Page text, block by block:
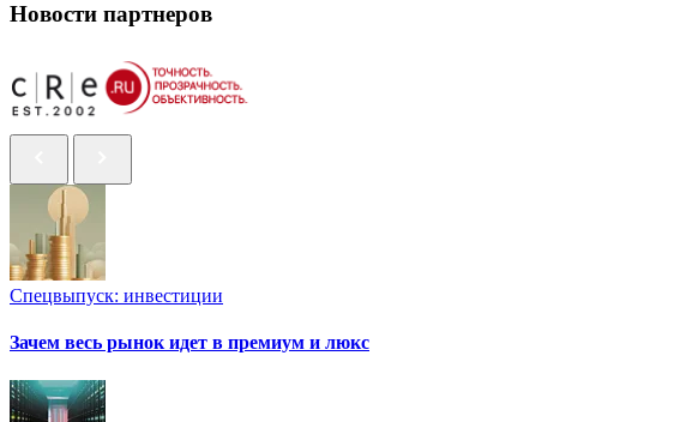
Новости партнеров
Спецвыпуск: инвестиции
Зачем весь рынок идет в премиум и люкс